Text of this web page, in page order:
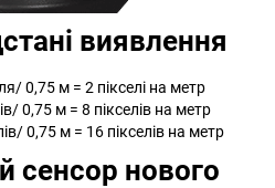
виявлення
0,75 м = 2 пікселі на метр
0,75 м = 8 пікселів на метр
0,75 м = 16 пікселів на метр
сенсор нового